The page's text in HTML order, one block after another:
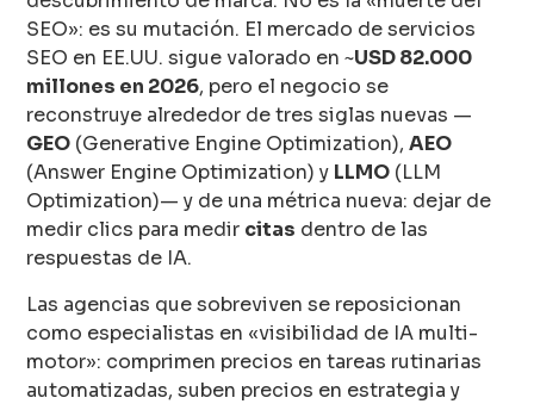
SEO»: es su mutación. El mercado de servicios
SEO en EE.UU. sigue valorado en ~USD 82.000
millones en 2026, pero el negocio se
reconstruye alrededor de tres siglas nuevas —
GEO (Generative Engine Optimization),AEO
(Answer Engine Optimization) y LLMO (LLM
Optimization)— y de una métrica nueva: dejar de
medir clics para medir citas dentro de las
respuestas de IA.
Las agencias que sobreviven se reposicionan
como especialistas en «visibilidad de IA multi-
motor»: comprimen precios en tareas rutinarias
automatizadas, suben precios en estrategia y